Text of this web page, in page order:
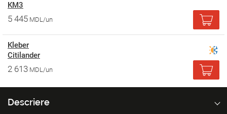
KM3
5 445 MDL/un
Kleber
Citilander
2 613 MDL/un
Descriere